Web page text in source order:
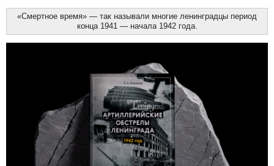
«Смертное время» — так называли многие ленинградцы период
конца 1941 — начала 1942 года.